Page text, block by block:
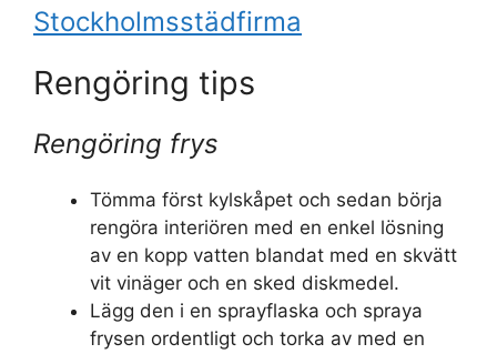
Stockholmsstädfirma
Rengöring tips
Rengöring frys
Tömma först kylskåpet och sedan börja
rengöra interiören med en enkel lösning
av en kopp vatten blandat med en skvätt
vit vinäger och en sked diskmedel.
Lägg den i en sprayflaska och spraya
frysen ordentligt och torka av med en